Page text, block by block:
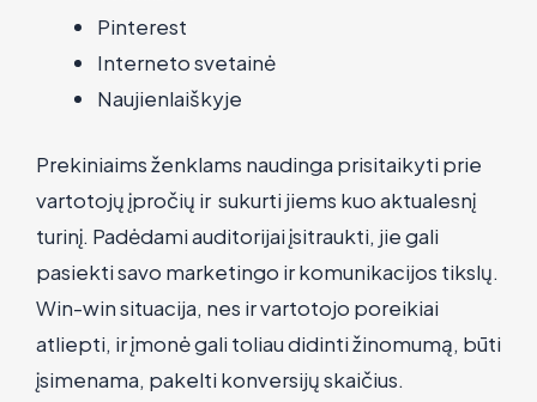
Pinterest
Interneto svetainė
Naujienlaiškyje
Prekiniaims ženklams naudinga prisitaikyti prie
vartotojų įpročių ir sukurti jiems kuo aktualesnį
turinį. Padėdami auditorijai įsitraukti, jie gali
pasiekti savo marketingo ir komunikacijos tikslų.
Win-win situacija, nes ir vartotojo poreikiai
atliepti, ir įmonė gali toliau didinti žinomumą, būti
įsimenama, pakelti konversijų skaičius.